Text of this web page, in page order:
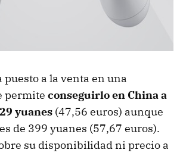
puesto a la venta en una
permite conseguirlo en China a
yuanes (47,56 euros) aunque
de 399 yuanes (57,67 euros).
su disponibilidad ni precio a